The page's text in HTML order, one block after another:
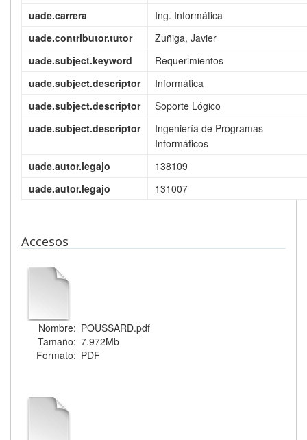
uade.carrera
Ing. Informática
uade.contributor.tutor
Zuñiga, Javier
uade.subject.keyword
Requerimientos
uade.subject.descriptor
Informática
uade.subject.descriptor
Soporte Lógico
uade.subject.descriptor
Ingeniería de Programas
Informáticos
uade.autor.legajo
138109
uade.autor.legajo
131007
Accesos
Nombre: POUSSARD.pdf
Tamaño: 7.972Mb
Formato: PDF